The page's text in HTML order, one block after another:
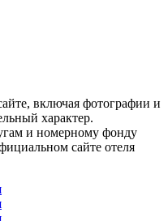
включая фотографии и
характер.
и номерному фонду
сайте отеля